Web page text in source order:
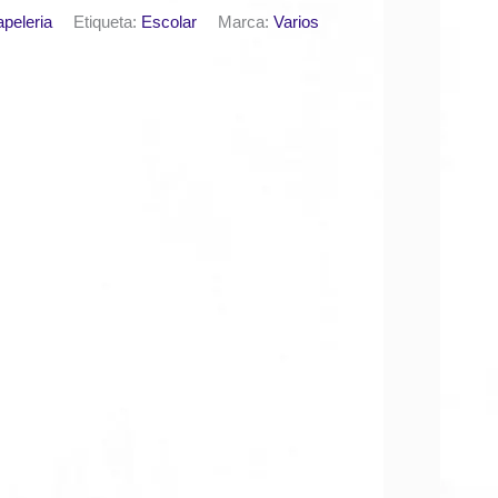
Etiqueta: Escolar Marca: Varios